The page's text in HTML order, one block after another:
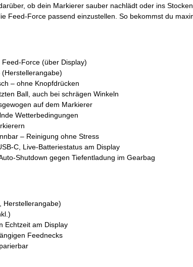
ob dein Markierer sauber nachlädt oder ins
Feed-Force passend einzustellen. So bekommst du
Force (über Display)
– ohne Knopfdrücken
Ball, auch bei schrägen Winkeln
auf dem Markierer
Wetterbedingungen
– Reinigung ohne Stress
C, Live-Batteriestatus am Display
Shutdown gegen Tiefentladung im Gearbag
Herstellerangabe)
Echtzeit am Display
Feednecks